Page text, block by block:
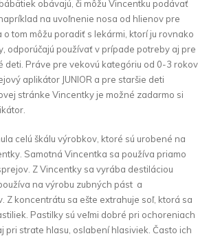
obávajú, či môžu Vincentku podávať
na uvoľnenie nosa od hlienov pre
o tom môžu poradiť s lekármi, ktorí ju rovnako
odporúčajú používať v prípade potreby aj pre
deti. Práve pre vekovú kategóriu od 0-3 rokov
aplikátor JUNIOR a pre staršie deti
stránke Vincentky je možné zadarmo si
celú škálu výrobkov, ktoré sú urobené na
Samotná Vincentka sa používa priamo
Z Vincentky sa vyrába destiláciou
na výrobu zubných pást a
Z koncentrátu sa ešte extrahuje soľ, ktorá sa
Pastilky sú veľmi dobré pri ochoreniach
pri strate hlasu, oslabení hlasiviek. Často ich